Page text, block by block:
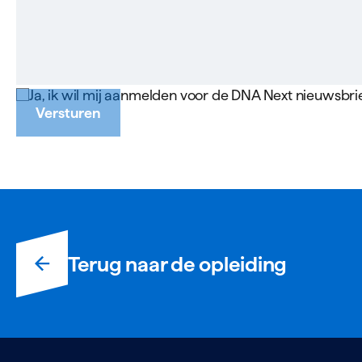
Ja, ik wil mij aanmelden voor de DNA Next
Versturen
Terug naar de opleiding